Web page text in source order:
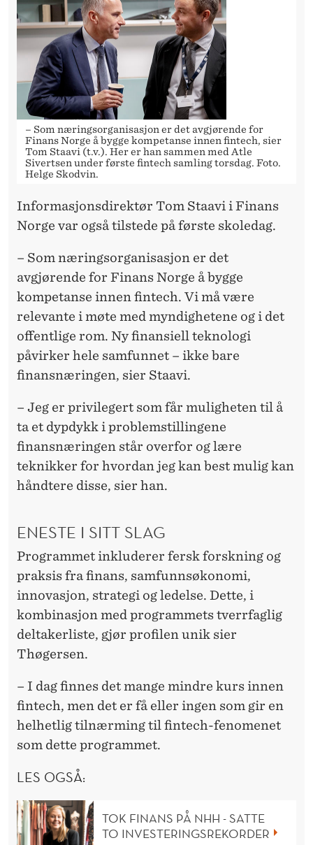
– Som næringsorganisasjon er det avgjørende for
Finans Norge å bygge kompetanse innen fintech, sier
Tom Staavi (t.v.). Her er han sammen med Atle
Sivertsen under første fintech samling torsdag. Foto.
Helge Skodvin.
Informasjonsdirektør Tom Staavi i Finans
Norge var også tilstede på første skoledag.
– Som næringsorganisasjon er det
avgjørende for Finans Norge å bygge
kompetanse innen fintech. Vi må være
relevante i møte med myndighetene og i det
offentlige rom. Ny finansiell teknologi
påvirker hele samfunnet – ikke bare
finansnæringen, sier Staavi.
– Jeg er privilegert som får muligheten til å
ta et dypdykk i problemstillingene
finansnæringen står overfor og lære
teknikker for hvordan jeg kan best mulig kan
håndtere disse, sier han.
ENESTE I SITT SLAG
Programmet inkluderer fersk forskning og
praksis fra finans, samfunnsøkonomi,
innovasjon, strategi og ledelse. Dette, i
kombinasjon med programmets tverrfaglig
deltakerliste, gjør profilen unik sier
Thøgersen.
– I dag finnes det mange mindre kurs innen
fintech, men det er få eller ingen som gir en
helhetlig tilnærming til fintech-fenomenet
som dette programmet.
LES OGSÅ:
TOK FINANS PÅ NHH - SATTE
TO INVESTERINGSREKORDER